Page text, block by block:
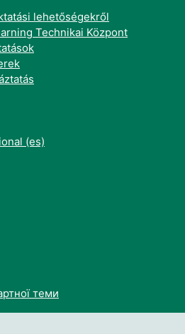
lehetőségekről
Technikai Központ
‎(es)‎
теми